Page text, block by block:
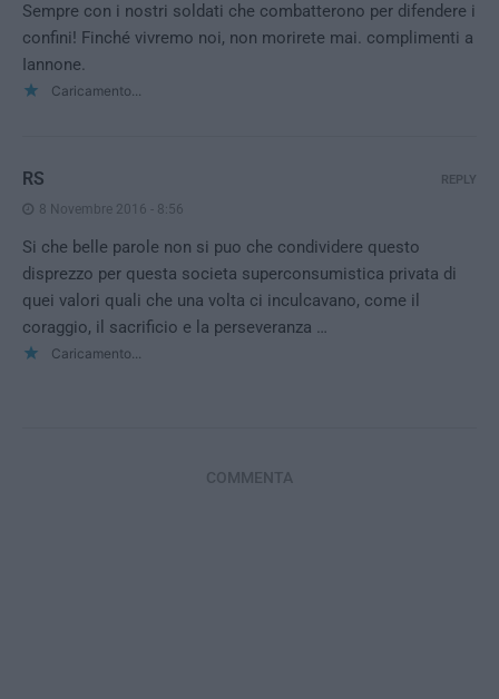
Sempre con i nostri soldati che combatterono per difendere i
confini! Finché vivremo noi, non morirete mai. complimenti a
Iannone.
Caricamento...
RS
8 Novembre 2016 - 8:56
Si che belle parole non si puo che condividere questo
disprezzo per questa societa superconsumistica privata di
quei valori quali che una volta ci inculcavano, come il
coraggio, il sacrificio e la perseveranza …
Caricamento...
REPLY
COMMENTA